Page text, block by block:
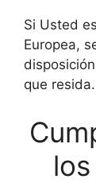
Si Usted
Europea,
que resida.